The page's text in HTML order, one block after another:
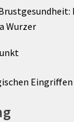
Wurzer
Eingriffen